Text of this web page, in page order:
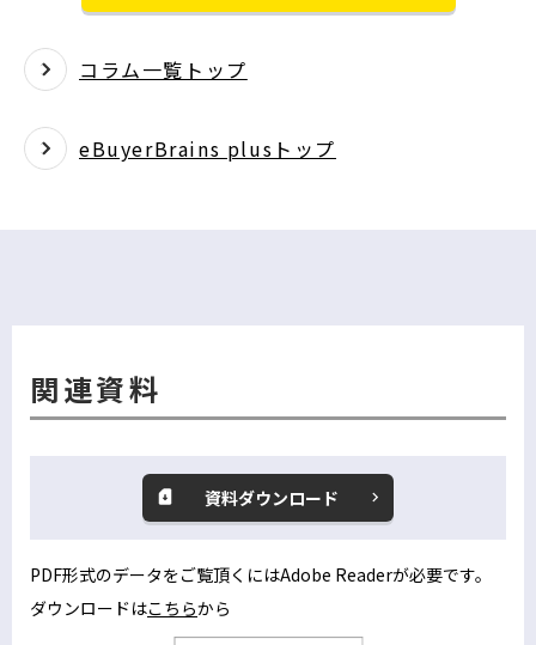
コラム一覧トップ
eBuyerBrains plusトップ
関連資料
資料ダウンロード
ィ
ド
PDF形式のデータをご覧頂くにはAdobe Readerが必要です。
ダウンロードはこちら
別
から